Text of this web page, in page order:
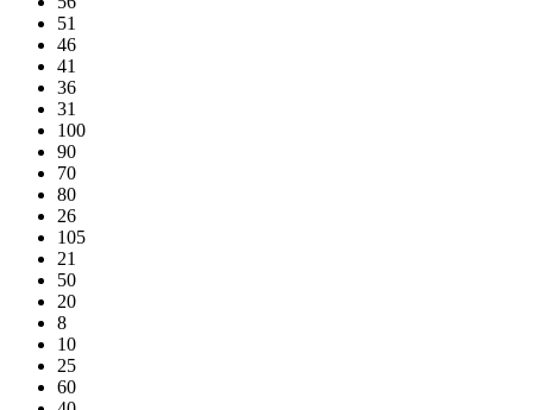
51
46
41
36
31
100
90
70
80
26
105
21
50
20
8
10
25
60